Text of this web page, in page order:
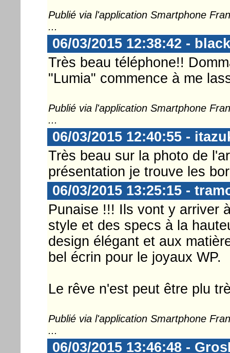
Publié via l'application Smartphone
...
06/03/2015 12:38:42 -
Très beau téléphone!!
"Lumia" commence à me
Publié via l'application Smartphone
...
06/03/2015 12:40:55 -
Très beau sur la photo de
présentation je trouve les
06/03/2015 13:25:15 -
Punaise !!! Ils vont y arriver
style et des specs à la
design élégant et aux
bel écrin pour le joyaux WP.
Le rêve n'est peut être plu
Publié via l'application Smartphone
...
06/03/2015 13:46:48 -